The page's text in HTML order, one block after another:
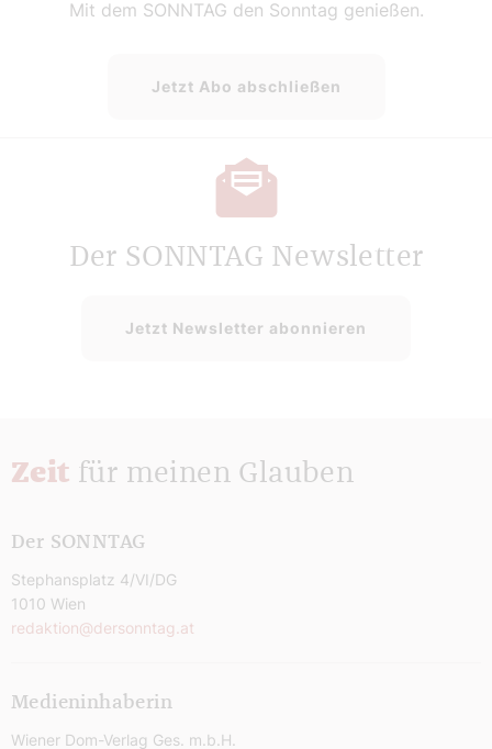
Mit dem SONNTAG den Sonntag genießen.
Jetzt Abo abschließen
Der SONNTAG Newsletter
Jetzt Newsletter abonnieren
Zeit für meinen Glauben
Der SONNTAG
Stephansplatz 4/VI/DG
1010 Wien
redaktion@dersonntag.at
Medieninhaberin
Wiener Dom-Verlag Ges. m.b.H.